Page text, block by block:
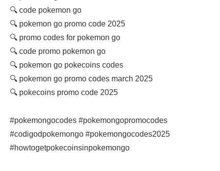
🔍 code pokemon go
🔍 pokemon go promo code 2025
🔍 promo codes for pokemon go
🔍 code promo pokemon go
🔍 pokemon go pokecoins codes
🔍 pokemon go promo codes march 2025
🔍 pokecoins promo code 2025
#pokemongocodes​ #pokemongopromocodes​
#codigodpokemongo​ #pokemongocodes2025​
#howtogetpokecoinsinpokemongo​